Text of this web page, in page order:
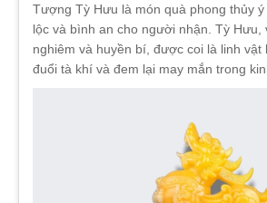
Tượng Tỳ Hưu là món quà phong thủy
lộc và bình an cho người nhận. Tỳ Hưu,
nghiêm và huyền bí, được coi là linh vật
đuổi tà khí và đem lại may mắn trong